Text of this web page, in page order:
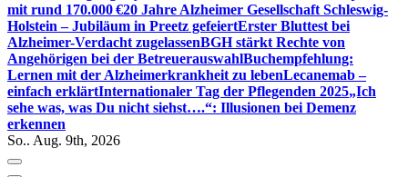
mit rund 170.000 €20 Jahre Alzheimer Gesellschaft Schleswig-
Holstein – Jubiläum in Preetz gefeiertErster Bluttest bei
Alzheimer-Verdacht zugelassenBGH stärkt Rechte von
Angehörigen bei der BetreuerauswahlBuchempfehlung:
Lernen mit der Alzheimerkrankheit zu lebenLecanemab –
einfach erklärtInternationaler Tag der Pflegenden 2025„Ich
sehe was, was Du nicht siehst….“: Illusionen bei Demenz
erkennen
So.. Aug. 9th, 2026